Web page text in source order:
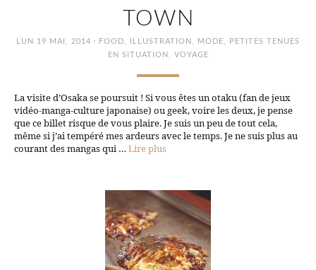
TOWN
LUN 19 MAI, 2014 · FOOD ILLUSTRATION MODE
PETITES TENUES
EN SITUATION , VOYAGE
La visite d’Osaka se poursuit ! Si vous êtes un otaku (fan de jeux
vidéo-manga-culture japonaise) ou geek, voire les deux, je pense
que ce billet risque de vous plaire. Je suis un peu de tout cela,
même si j’ai tempéré mes ardeurs avec le temps. Je ne suis plus au
courant des mangas qui … Lire plus